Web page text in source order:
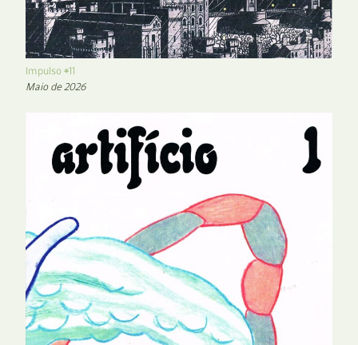
Impulso #11
Maio de 2026